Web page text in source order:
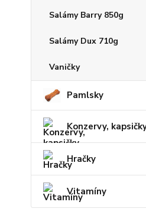
Salámy Barry 850g
Salámy Dux 710g
Vaničky
Pamlsky
Konzervy,
Hračky
Vitamíny